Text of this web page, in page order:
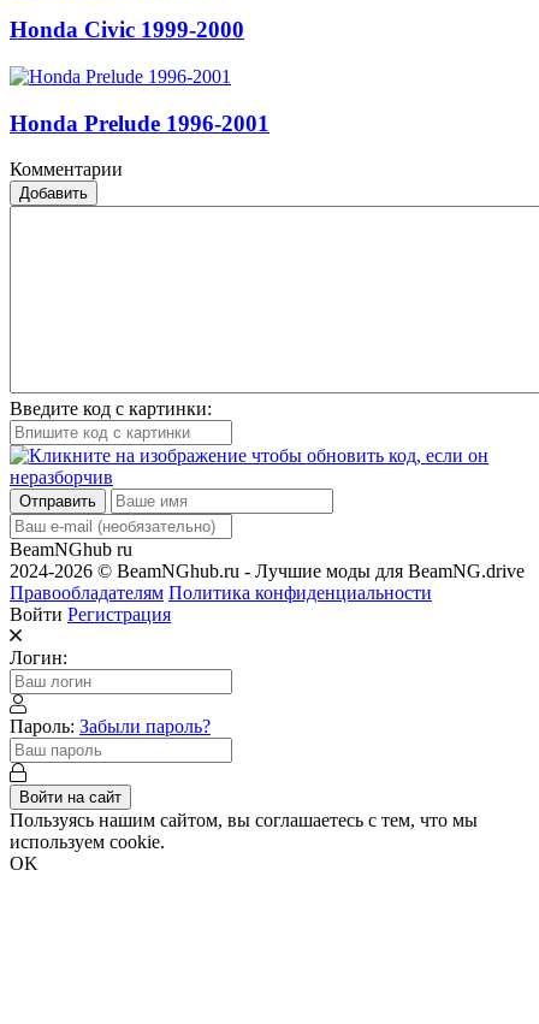
Honda Civic 1999-2000
Honda Prelude 1996-2001
Комментарии
Добавить
Введите код с картинки:
Отправить
BeamNGhub ru
2024-2026 © BeamNGhub.ru - Лучшие моды для BeamNG.drive
Правообладателям Политика конфиденциальности
Войти Регистрация
Логин:
Пароль: Забыли пароль?
Войти на сайт
Пользуясь нашим сайтом, вы соглашаетесь с тем, что мы
используем cookie.
OK